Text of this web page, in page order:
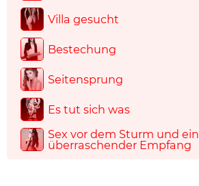
Villa gesucht
Bestechung
Seitensprung
Es tut sich was
Sex vor dem Sturm und ein
überraschender Empfang